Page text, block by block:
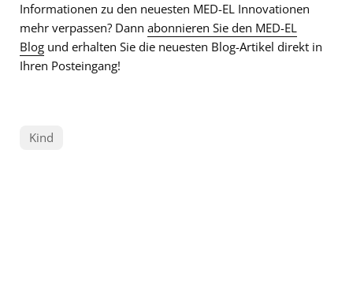
Informationen zu den neuesten MED-EL Innovationen
mehr verpassen? Dann abonnieren Sie den MED-EL
Blog und erhalten Sie die neuesten Blog-Artikel direkt in
Ihren Posteingang!
Kind